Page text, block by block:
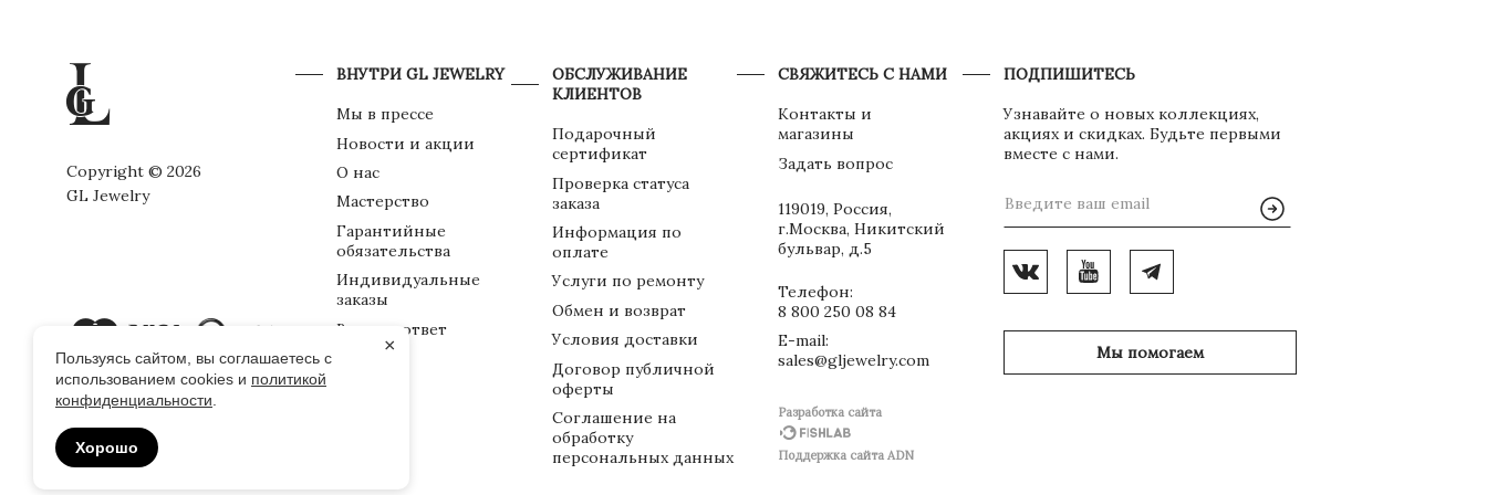
Пользуясь сайтом, вы соглашаетесь с
использованием cookies и политикой
конфиденциальности
Хорошо
×
Copyright © 2026
GL Jewelry
ВНУТРИ GL JEWELRY
Мы в прессе
Новости и акции
О нас
Мастерство
Гарантийные
обязательства
Индивидуальные
заказы
Вопрос-ответ
ОБСЛУЖИВАНИЕ
КЛИЕНТОВ
Подарочный
сертификат
Проверка статуса
заказа
Информация по
оплате
Услуги по ремонту
Обмен и возврат
Условия доставки
Договор публичной
оферты
Соглашение на
обработку
персональных данных
СВЯЖИТЕСЬ С НАМИ
Контакты и
магазины
Задать вопрос
119019, Россия,
г.Москва, Никитский
бульвар, д.5
Телефон:
8 800 250 08 84
E-mail:
sales@gljewelry.com
Разработка сайта
Поддержка сайта ADN
ПОДПИШИТЕСЬ
Узнавайте о новых коллекциях,
акциях и скидках. Будьте первыми
вместе с нами.
Мы помогаем